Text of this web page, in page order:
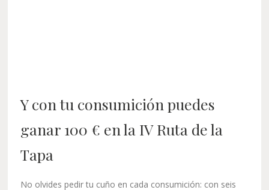
Y con tu consumición puedes
ganar 100 € en la IV Ruta de la
Tapa
No olvides pedir tu cuño en cada consumición: con seis